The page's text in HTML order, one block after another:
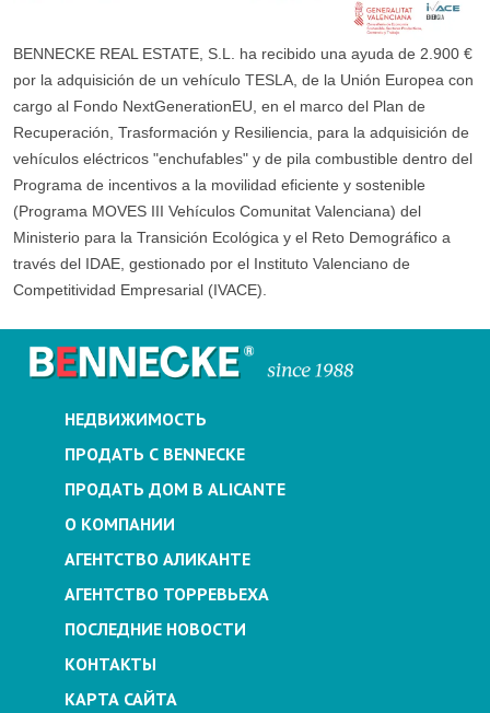
BENNECKE REAL ESTATE, S.L. ha recibido una ayuda de 2.900 €
por la adquisición de un vehículo TESLA, de la Unión Europea con
cargo al Fondo NextGenerationEU, en el marco del Plan de
Recuperación, Trasformación y Resiliencia, para la adquisición de
vehículos eléctricos "enchufables" y de pila combustible dentro del
Programa de incentivos a la movilidad eficiente y sostenible
(Programa MOVES III Vehículos Comunitat Valenciana) del
Ministerio para la Transición Ecológica y el Reto Demográfico a
través del IDAE, gestionado por el Instituto Valenciano de
Competitividad Empresarial (IVACE).
НЕДВИЖИМОСТЬ
ПРОДАТЬ С BENNECKE
ПРОДАТЬ ДОМ В ALICANTE
О КОМПАНИИ
АГЕНТСТВО АЛИКАНТЕ
АГЕНТСТВО ТОРРЕВЬЕХА
ПОСЛЕДНИЕ НОВОСТИ
КОНТАКТЫ
КАРТА САЙТА